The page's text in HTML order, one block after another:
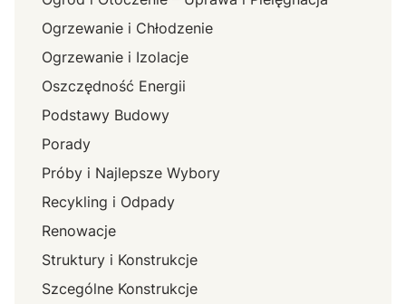
Ogrzewanie i Chłodzenie
Ogrzewanie i Izolacje
Oszczędność Energii
Podstawy Budowy
Porady
Próby i Najlepsze Wybory
Recykling i Odpady
Renowacje
Struktury i Konstrukcje
Szcególne Konstrukcje